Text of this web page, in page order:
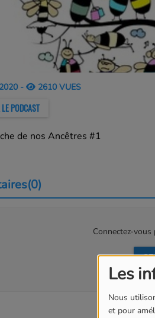
Les
Nous
et pour
- 2610 VUES
PODCAST
de nos Ancêtres #1
Connectez-